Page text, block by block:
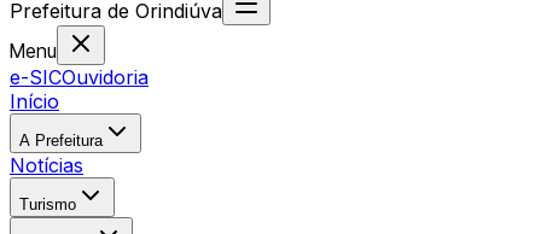
Prefeitura de Orindiúva
Menu
e-SICOuvidoria
Início
A Prefeitura
Notícias
Turismo